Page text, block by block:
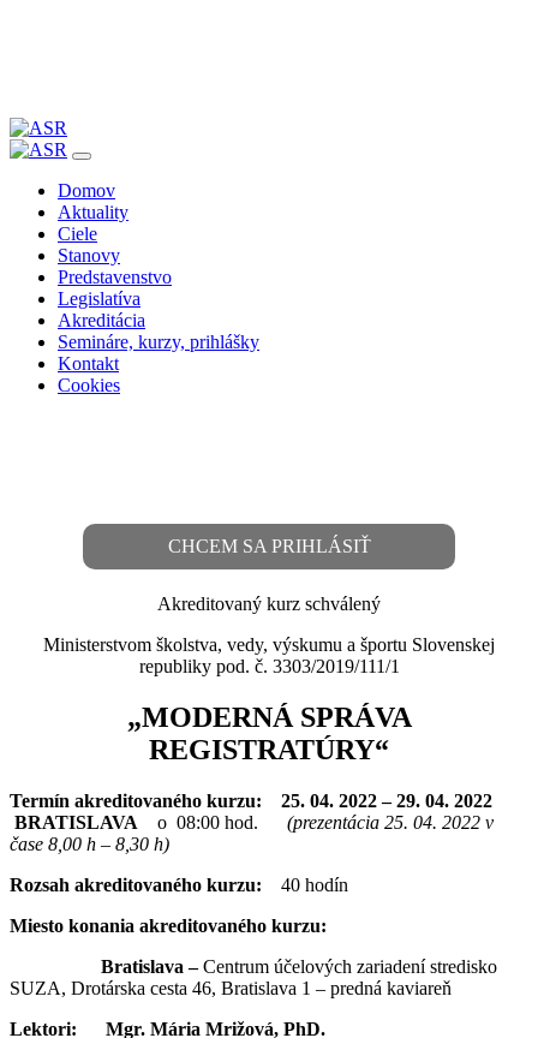
Skip
contentDomov
Aktuality
Ciele
Stanovy
Predstavenstvo
Legislatíva
Akreditácia
Semináre, kurzy, prihlášky
Kontakt
Cookies
CHCEM SA PRIHLÁSIŤ
Akreditovaný kurz schválený
Ministerstvom školstva, vedy, výskumu a športu Slovenskej
republiky pod. č. 3303/2019/111/1
„MODERNÁ SPRÁVA
REGISTRATÚRY“
Termín akreditovaného kurzu:
25. 04. 2022 – 29. 04. 2022
BRATISLAVA o 08:00 hod. (prezentácia 25. 04. 2022 v
čase 8,00 h – 8,30 h)
Rozsah akreditovaného kurzu: 40 hodín
Miesto konania akreditovaného kurzu:
Bratislava –Centrum účelových zariadení stredisko
SUZA, Drotárska cesta 46, Bratislava 1 – predná kaviareň
Lektori: Mgr. Mária Mrižová, PhD.